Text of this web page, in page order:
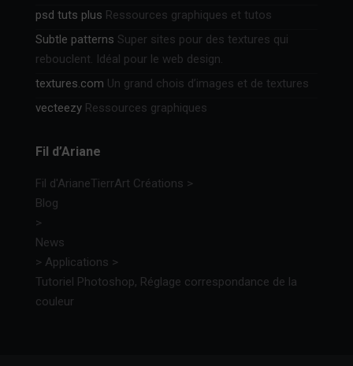
psd tuts plus Ressources graphiques et tutos
Subtle patterns Super sites pour des textures qui
rebouclent. Idéal pour le web design.
textures.com Un grand chois d’images et de textures
vecteezy Ressources graphiques
Fil d’Ariane
Fil d'ArianeTierrArt Créations >
Blog
>
News
> Applications >
Tutoriel Photoshop, Réglage correspondance de la
couleur